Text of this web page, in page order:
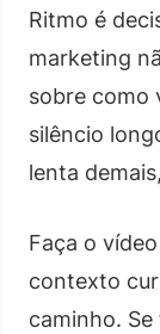
Ritmo é
marketing
sobre como
silêncio
lenta
Faça o
contexto
caminho.